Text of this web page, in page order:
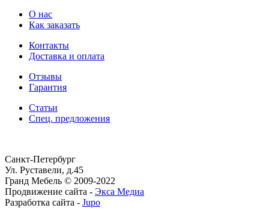
О нас
Как заказать
Контакты
Доставка и оплата
Отзывы
Гарантия
Статьи
Спец. предложения
Санкт-Петербург
Ул. Руставели, д.45
Гранд Мебель © 2009-2022
Продвижение сайта - Экса Медиа
Разработка сайта - Jupo